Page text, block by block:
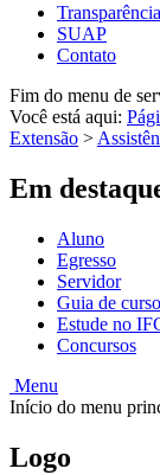
Transparência
SUAP
Contato
Fim do menu de
Você está aqui:
Extensão >
Em
Aluno
Egresso
Servidor
Guia de
Estude no
Concursos
Menu
Início do menu
Logo